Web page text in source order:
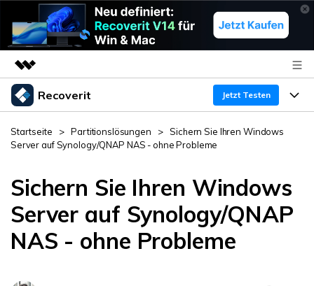
Top-Produkte
Dienstprogramme
Business
Lösungen
Shop
Recoverit Jetzt Testen
Produkte
Recoverit für Windows
KI
Kostenlos Testen
Wiederherstellung von Laufwerken
Gel?schte Medien wiederherstellen
Warum Recoverit
Startseite > Partitionslösungen > Sichern Sie Ihren Windows
Server auf Synology/QNAP NAS - ohne Probleme
Sichern Sie Ihren Windows
Server auf Synology/QNAP
NAS - ohne Probleme